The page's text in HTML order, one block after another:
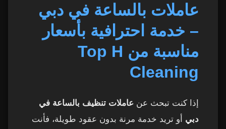
3 كم ساعة تحتاج كل شقة أو فيلا؟
4 لماذا يختار سكان دبي شركة Top H Cleaning؟
عاملات تنظيف بالساعة في دبي – حل مثالي
للعائلات والموظفين
عاملات بالساعة في دبي
– خدمة احترافية بأسعار
مناسبة من Top H
Cleaning
إذا كنت تبحث عن عاملات تنظيف بالساعة في
دبي أو تريد خدمة مرنة بدون عقود طويلة، فأنت